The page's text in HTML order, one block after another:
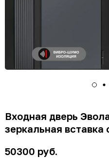
Входная дверь
зеркальная вставка
50300 руб.